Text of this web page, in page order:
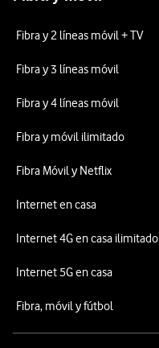
Fibra y 2 líneas móvil + TV
Fibra y 3 líneas móvil
Fibra y 4 líneas móvil
Fibra y móvil ilimitado
Fibra Móvil y Netflix
Internet en casa
Internet 4G en casa ilimitado
Internet 5G en casa
Fibra, móvil y fútbol